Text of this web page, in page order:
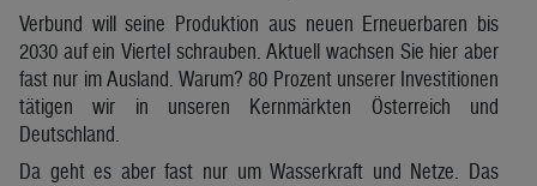
Verbund will seine Produktion aus neuen Erneuerbaren bis
2030 auf ein Viertel schrauben. Aktuell wachsen Sie hier aber
fast nur im Ausland. Warum? 80 Prozent unserer Investitionen
tätigen wir in unseren Kernmärkten Österreich und
Deutschland.
Da geht es aber fast nur um Wasserkraft und Netze. Das